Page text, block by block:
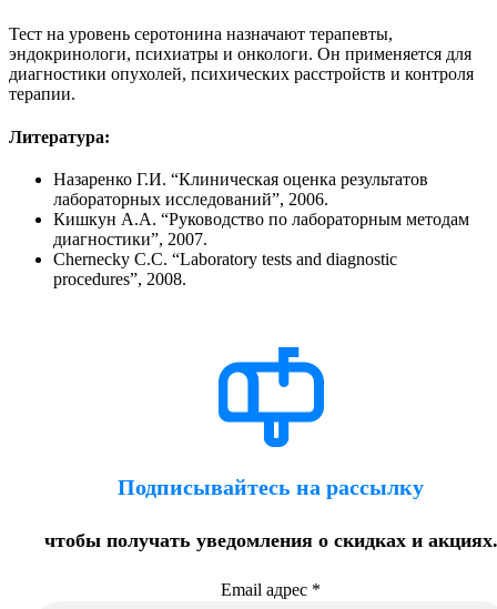
Тест на уровень серотонина назначают терапевты,
эндокринологи, психиатры и онкологи. Он применяется для
диагностики опухолей, психических расстройств и контроля
терапии.
Литература:
Назаренко Г.И. “Клиническая оценка результатов
лабораторных исследований”, 2006.
Кишкун А.А. “Руководство по лабораторным методам
диагностики”, 2007.
Chernecky C.C. “Laboratory tests and diagnostic
procedures”, 2008.
Подписывайтесь на рассылку
чтобы получать уведомления о скидках и акциях.
Email адрес *